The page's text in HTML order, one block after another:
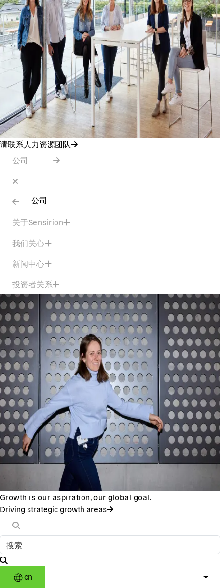
请联系人力资源团队
公司
公司
关于Sensirion
我们关心
新闻中心
投资者关系
Growth is our aspiration, our global goal.
Driving strategic growth areas
cn